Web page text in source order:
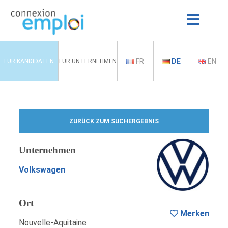
FÜR KANDIDATEN FÜR UNTERNEHMEN FR DE EN
ZURÜCK ZUM SUCHERGEBNIS
Unternehmen
Volkswagen
Ort
Nouvelle-Aquitaine
Merken